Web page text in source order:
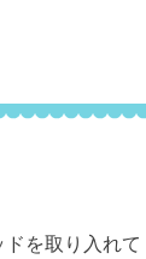
を取り入れて